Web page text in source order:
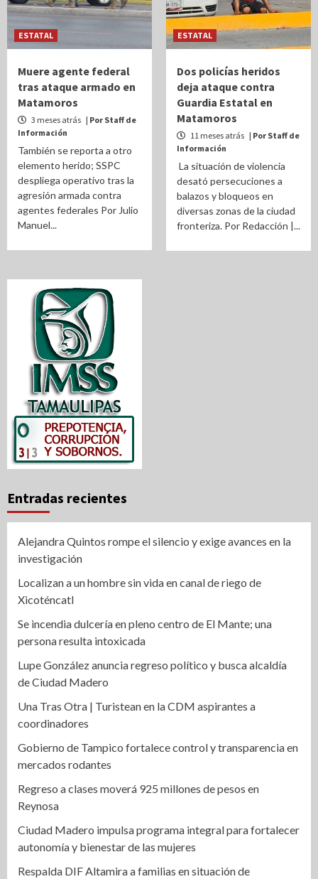
ESTATAL
Muere agente federal
tras ataque armado en
Matamoros
3 meses atrás | Por Staff de
Información
También se reporta a otro
elemento herido; SSPC
despliega operativo tras la
agresión armada contra
agentes federales Por Julio
Manuel...
ESTATAL
Dos policías heridos
deja ataque contra
Guardia Estatal en
Matamoros
11 meses atrás | Por Staff de
Información
La situación de violencia
desató persecuciones a
balazos y bloqueos en
diversas zonas de la ciudad
fronteriza. Por Redacción |...
Entradas recientes
Alejandra Quintos rompe el silencio y exige avances en la
investigación
Localizan a un hombre sin vida en canal de riego de
Xicoténcatl
Se incendia dulcería en pleno centro de El Mante; una
persona resulta intoxicada
Lupe González anuncia regreso político y busca alcaldía
de Ciudad Madero
Una Tras Otra | Turistean en la CDM aspirantes a
coordinadores
Gobierno de Tampico fortalece control y transparencia en
mercados rodantes
Regreso a clases moverá 925 millones de pesos en
Reynosa
Ciudad Madero impulsa programa integral para fortalecer
autonomía y bienestar de las mujeres
Respalda DIF Altamira a familias en situación de